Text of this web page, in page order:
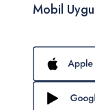
Mobil